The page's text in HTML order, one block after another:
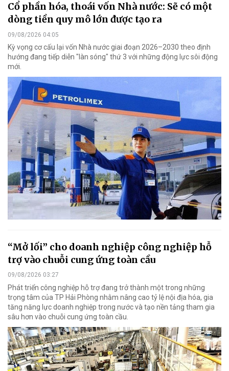
Cổ phần hóa, thoái vốn Nhà nước: Sẽ có một
dòng tiền quy mô lớn được tạo ra
09/08/2026 04:05
Kỳ vọng cơ cấu lại vốn Nhà nước giai đoạn 2026–2030 theo định
hướng đang tiếp diễn "làn sóng" thứ 3 với những động lực sôi động
mới.
“Mở lối” cho doanh nghiệp công nghiệp hỗ
trợ vào chuỗi cung ứng toàn cầu
09/08/2026 03:27
Phát triển công nghiệp hỗ trợ đang trở thành một trong những
trọng tâm của TP Hải Phòng nhằm nâng cao tỷ lệ nội địa hóa, gia
tăng năng lực doanh nghiệp trong nước và tạo nền tảng tham gia
sâu hơn vào chuỗi cung ứng toàn cầu.